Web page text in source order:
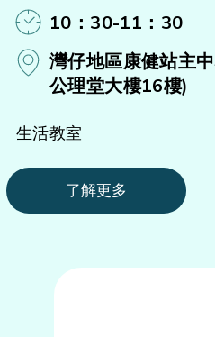
10：30-11：30
灣仔地區康健站主
公理堂大樓16樓)
生活教室
了解更多